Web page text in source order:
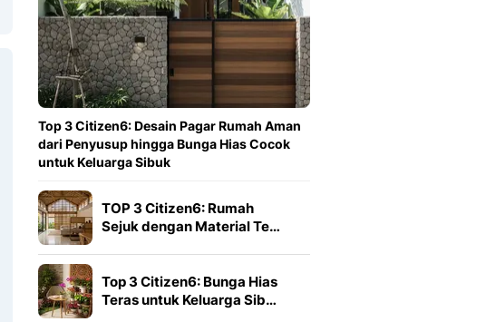
Top 3 Citizen6: Desain Pagar Rumah Aman
dari Penyusup hingga Bunga Hias Cocok
untuk Keluarga Sibuk
TOP 3 Citizen6: Rumah
Sejuk dengan Material Te…
Top 3 Citizen6: Bunga Hias
Teras untuk Keluarga Sib…